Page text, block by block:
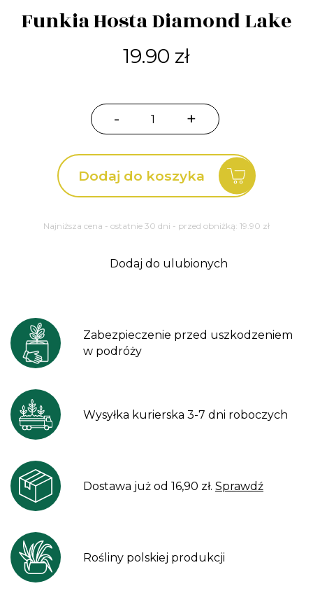
Funkia Hosta Diamond Lake
19.90 zł
-
ilość
Hosta
Diamond
+
Dodaj do koszyka
Najniższa cena - ostatnie 30 dni - przed obniżką: 19.90 zł
Dodaj do ulubionych
Zabezpieczenie przed uszkodzeniem
w podróży
Wysyłka kurierska 3-7 dni roboczych
Dostawa już od 16,90 zł. Sprawdź
Rośliny polskiej produkcji